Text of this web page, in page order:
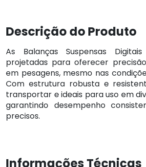
Descrição do Produto
As Balanças Suspensas
projetadas para oferecer
em pesagens, mesmo nas
Com estrutura robusta e
transportar e ideais para uso em
garantindo desempenho
precisos.
Informações Técnicas